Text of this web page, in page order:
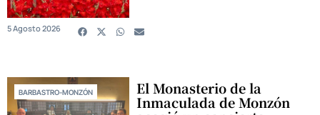
5 Agosto 2026
BARBASTRO-MONZÓN El Monasterio de la
Inmaculada de Monzón